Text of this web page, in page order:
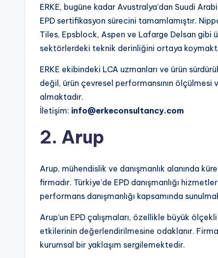
ERKE, bugüne kadar Avustralya’dan Suudi
EPD sertifikasyon sürecini tamamlamıştır.
Tiles, Epsblock, Aspen ve Lafarge Delsan gibi
sektörlerdeki teknik derinliğini ortaya
ERKE ekibindeki LCA uzmanları ve ürün
değil, ürün çevresel performansının
almaktadır.
İletişim: info@erkeconsultancy.com
2. Arup
Arup, mühendislik ve danışmanlık alanında
firmadır. Türkiye’de EPD danışmanlığı
performans danışmanlığı kapsamında
Arup’un EPD çalışmaları, özellikle büyük
etkilerinin değerlendirilmesine odaklanır.
kurumsal bir yaklaşım sergilemektedir.